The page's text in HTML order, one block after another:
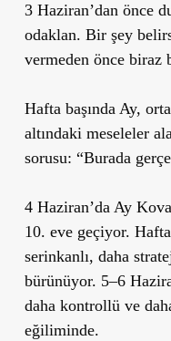
3 Haziran’dan önce
odaklan. Bir şey
vermeden önce biraz
Hafta başında Ay,
altındaki meseleler
sorusu: “Burada
4 Haziran’da Ay
10. eve geçiyor.
serinkanlı, daha
bürünüyor. 5–6
daha kontrollü ve
eğiliminde.